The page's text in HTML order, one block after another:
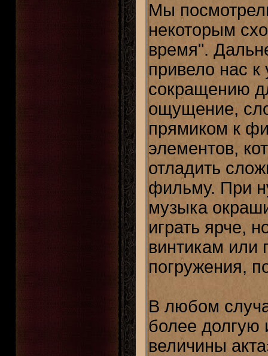
Мы
некоторым
время".
привело нас
сокращению
ощущение,
прямиком к
элементов,
отладить
фильму. При
музыка
играть ярче,
винтикам или
погружения,
В любом
более долгую
величины